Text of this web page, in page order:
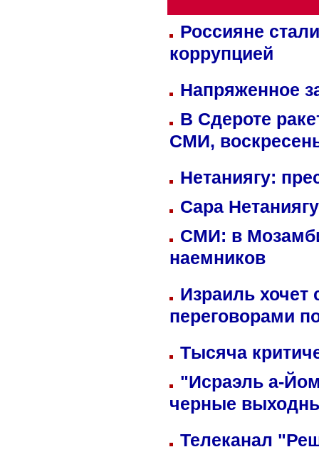
Россияне
коррупцией
Напряженное
В Сдероте
СМИ,
Нетаниягу:
Сара
СМИ: в
наемников
Израиль хочет
переговорами
Тысяча
"Исраэль а-
черные
Телеканал